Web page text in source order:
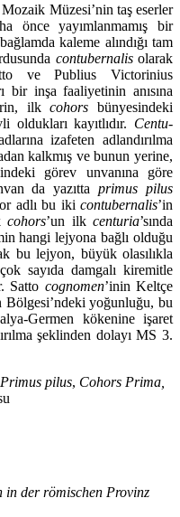
Müzesi’nin taş eserler
önce yayımlanmamış bir
kaleme alındığı tam
contubernalisolarak
ve Publius Victorinius
bir inşa faaliyetinin anısına
ilkcohors bünyesindeki
oldukları kayıtlıdır. Centu­
izafeten adlandırılma
kalk­mış ve bunun yerine,
görev unvanına göre
da yazıttaprimus pilus
adlı bu iki contuberna­lis’in
cohors’un ilk centuria’sında
hangi lejyona bağlı olduğu
bu lejyon, büyük olasılıkla
sayıda damgalı kiremitle
Satto cognomen’inin Keltçe
Bölgesi’ndeki yoğunluğu, bu
Germen kökenine işaret
şeklinden dolayı MS 3.
Primus pilus, Cohors Prima,
in der römischen Provinz